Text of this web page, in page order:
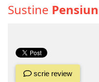
Sustine
scrie review